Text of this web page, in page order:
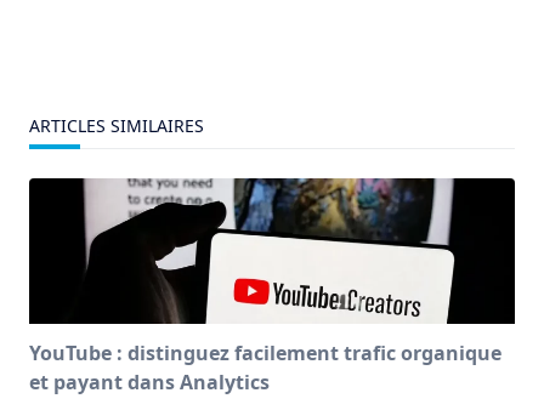
ARTICLES SIMILAIRES
YouTube : distinguez facilement trafic organique
et payant dans Analytics